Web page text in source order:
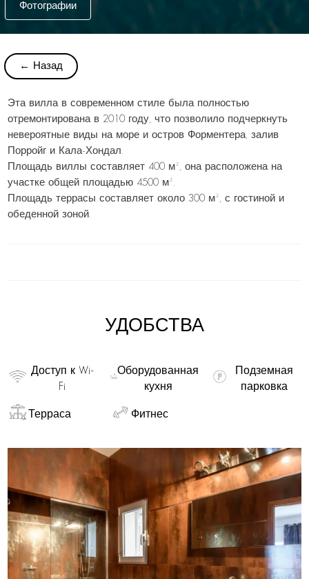
Фотографии
← Назад
Эта вилла в современном стиле была полностью
отремонтирована в 2010 году, что позволило подчеркнуть
невероятные виды на море и остров Форментера, залив
Порройг и Кала-Хондал.
Площадь виллы составляет 400 м², она расположена на
участке общей площадью 4500 м².
Площадь террасы составляет около 300 м², с гостиной и
обеденной зоной.
УДОБСТВА
Доступ к Wi-
Fi
Оборудованная
кухня
Подземная
парковка
Терраса Фитнес